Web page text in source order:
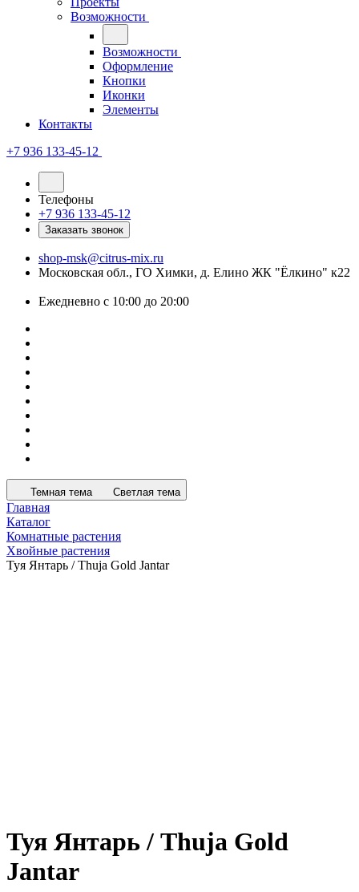
Возможности
Возможности
Оформление
Кнопки
Иконки
Элементы
Контакты
+7 936 133-45-12
Телефоны
+7 936 133-45-12
Заказать звонок
shop-msk@citrus-mix.ru
Московская обл., ГО Химки, д. Елино ЖК "Ёлкино" к22
Ежедневно с 10:00 до 20:00
Темная тема Светлая тема
Главная
Каталог
Комнатные растения
Хвойные растения
Туя Янтарь / Thuja Gold Jantar
Туя Янтарь / Thuja Gold
Jantar